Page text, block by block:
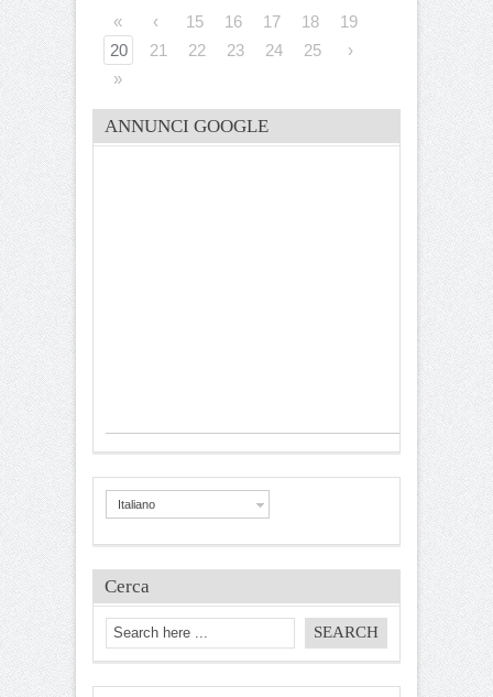
« ‹ 15 16 17 18
19
20
21 22 23 24 25
›
»
ANNUNCI GOOGLE
Italiano
Cerca